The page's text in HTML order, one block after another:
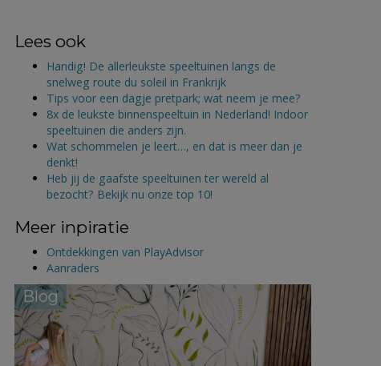
Lees ook
Handig! De allerleukste speeltuinen langs de
snelweg route du soleil in Frankrijk
Tips voor een dagje pretpark; wat neem je mee?
8x de leukste binnenspeeltuin in Nederland! Indoor
speeltuinen die anders zijn.
Wat schommelen je leert…, en dat is meer dan je
denkt!
Heb jij de gaafste speeltuinen ter wereld al
bezocht? Bekijk nu onze top 10!
Meer inpiratie
Ontdekkingen van PlayAdvisor
Aanraders
Blog